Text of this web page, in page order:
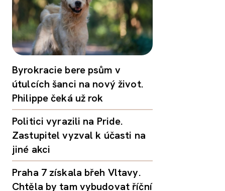
Byrokracie bere psům v
útulcích šanci na nový život.
Philippe čeká už rok
Politici vyrazili na Pride.
Zastupitel vyzval k účasti na
jiné akci
Praha 7 získala břeh Vltavy.
Chtěla by tam vybudovat říční